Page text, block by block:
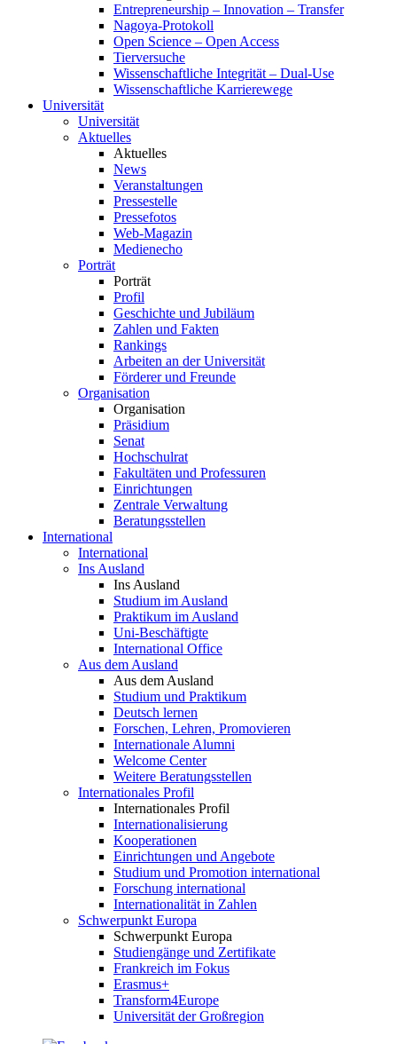
Entrepreneurship – Innovation – Transfer
Nagoya-Protokoll
Open Science – Open Access
Tierversuche
Wissenschaftliche Integrität – Dual-Use
Wissenschaftliche Karrierewege
Universität
Universität
Aktuelles
Aktuelles
News
Veranstaltungen
Pressestelle
Pressefotos
Web-Magazin
Medienecho
Porträt
Porträt
Profil
Geschichte und Jubiläum
Zahlen und Fakten
Rankings
Arbeiten an der Universität
Förderer und Freunde
Organisation
Organisation
Präsidium
Senat
Hochschulrat
Fakultäten und Professuren
Einrichtungen
Zentrale Verwaltung
Beratungsstellen
International
International
Ins Ausland
Ins Ausland
Studium im Ausland
Praktikum im Ausland
Uni-Beschäftigte
International Office
Aus dem Ausland
Aus dem Ausland
Studium und Praktikum
Deutsch lernen
Forschen, Lehren, Promovieren
Internationale Alumni
Welcome Center
Weitere Beratungsstellen
Internationales Profil
Internationales Profil
Internationalisierung
Kooperationen
Einrichtungen und Angebote
Studium und Promotion international
Forschung international
Internationalität in Zahlen
Schwerpunkt Europa
Schwerpunkt Europa
Studiengänge und Zertifikate
Frankreich im Fokus
Erasmus+
Transform4Europe
Universität der Großregion